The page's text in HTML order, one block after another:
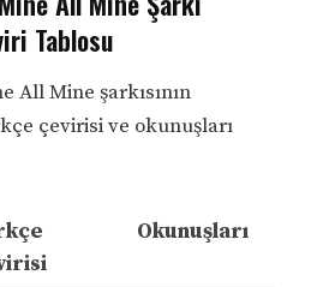
Tablosu
All Mine şarkısının
çevirisi ve okunuşları
Okunuşları